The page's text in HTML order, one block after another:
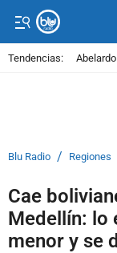
Tendencias:
Blu Radio / Regiones
Cae
Medellín: lo
menor y se